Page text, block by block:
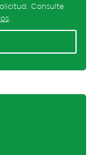
Consulte
.